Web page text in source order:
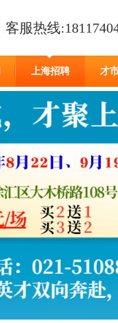
客服热线
上海招聘 才